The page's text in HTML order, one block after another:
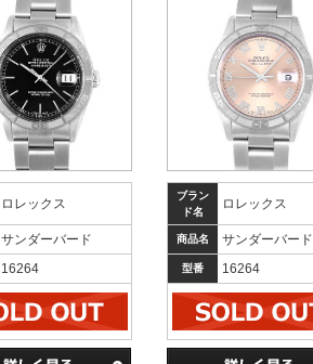
ロレックス
サンダーバード
16264
ブラン
ド名
ロレックス
商品名 サンダーバード
型番 16264